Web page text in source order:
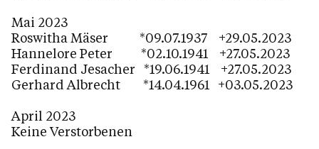
Mai 2023
Roswitha Mäser *09.07.1937 +29.05.2023
Hannelore Peter *02.10.1941 +27.05.2023
Ferdinand Jesacher *19.06.1941 +27.05.2023
Gerhard Albrecht *14.04.1961 +03.05.2023
April 2023
Keine Verstorbenen